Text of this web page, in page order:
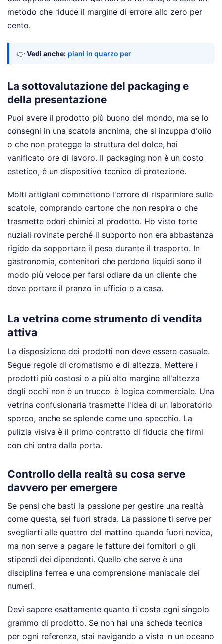
metodo che riduce il margine di errore allo zero per
cento.
👉 Vedi anche: piani in quarzo per
La sottovalutazione del packaging e
della presentazione
Puoi avere il prodotto più buono del mondo, ma se lo
consegni in una scatola anonima, che si inzuppa d'olio
o che non protegge la struttura del dolce, hai
vanificato ore di lavoro. Il packaging non è un costo
estetico, è un dispositivo tecnico di protezione.
Molti artigiani commettono l'errore di risparmiare sulle
scatole, comprando cartone che non respira o che
trasmette odori chimici al prodotto. Ho visto torte
nuziali rovinate perché il supporto non era abbastanza
rigido da sopportare il peso durante il trasporto. In
gastronomia, contenitori che perdono liquidi sono il
modo più veloce per farsi odiare da un cliente che
deve portare il pranzo in ufficio o a casa.
La vetrina come strumento di vendita
attiva
La disposizione dei prodotti non deve essere casuale.
Segue regole di cromatismo e di altezza. Mettere i
prodotti più costosi o a più alto margine all'altezza
degli occhi non è un trucco, è logica commerciale. Una
vetrina confusionaria trasmette l'idea di un laboratorio
sporco, anche se splende come uno specchio. La
pulizia visiva è il primo contratto di fiducia che firmi
con chi entra dalla porta.
Controllo della realtà su cosa serve
davvero per emergere
Se pensi che basti la passione per gestire una realtà
come questa, sei fuori strada. La passione ti serve per
svegliarti alle quattro del mattino quando fuori nevica,
ma non serve a pagare le fatture dei fornitori o gli
stipendi dei dipendenti. Quello che serve è una
disciplina ferrea e una comprensione maniacale dei
numeri.
Devi sapere esattamente quanto ti costa ogni singolo
grammo di prodotto. Se non hai una scheda tecnica
per ogni referenza, stai navigando a vista in un oceano